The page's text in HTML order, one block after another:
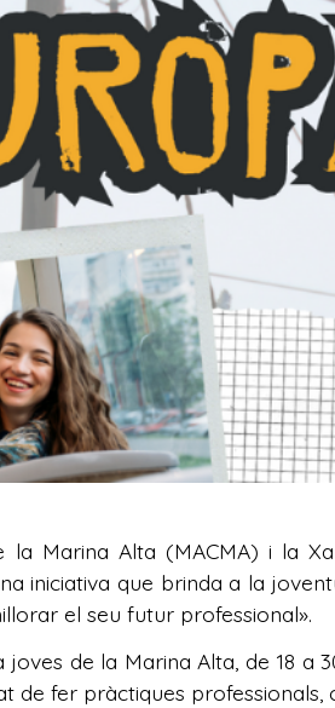
la Marina Alta (MACMA) i la
iniciativa que brinda a la
el seu futur professional».
de la Marina Alta, de 18 a
de fer pràctiques